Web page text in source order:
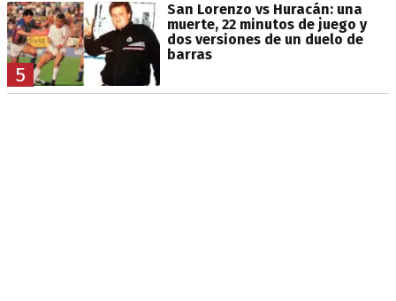
5
San Lorenzo vs Huracán: una
muerte, 22 minutos de juego y
dos versiones de un duelo de
barras